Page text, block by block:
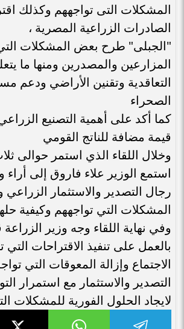
المشكلات التى تواجههم وكذلك
الصادرات الزراعية المصرية ،
"الجبلى" طرح بعض المشكلات
المزارعين والمصدرين ومنها ما
التعاقدية وتقنين الأراضي ودعم
الصحراء
كما أكد على أهمية التصنيع
قيمة مضافة للناتج القومي
وخلال اللقاء الذي استمر حوالى
استمع الوزير علاء فاروق إلى
رجال التصدير والاستثمار
المشكلات التي تواجههم وكيفية
وفي نهاية اللقاء وجه وزير الزراعة
بالعمل على تنفيذ الاقتراحات
الاجتماع وإزالة المعوقات التي
التصدير والاستثمار مع استمرار
لايجاد الحلول الفورية للمشكلات